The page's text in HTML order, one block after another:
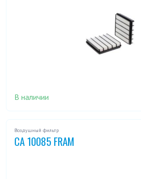
В наличии
Воздушный фильтр
CA 10085 FRAM